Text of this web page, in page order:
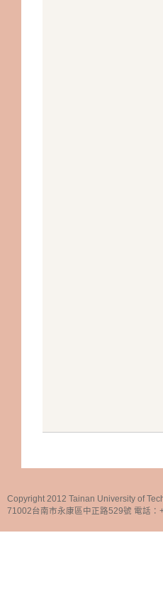
Copyright 2012 Tainan University of
71002台南市永康區中正路529號 電話